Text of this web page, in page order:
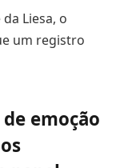
Liesa, o
um registro
emoção